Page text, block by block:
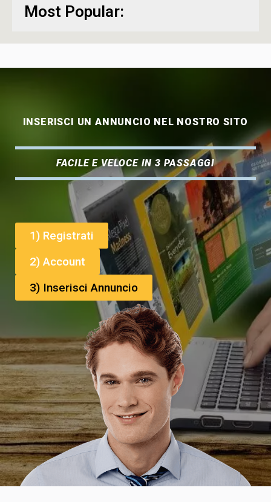
Most Popular:
INSERISCI UN ANNUNCIO NEL NOSTRO SITO
FACILE E VELOCE IN 3 PASSAGGI
1) Registrati
2) Account
3) Inserisci Annuncio